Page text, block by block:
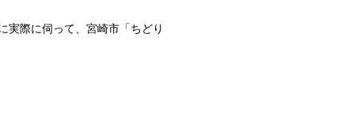
実際に伺って、宮崎市「ちどり